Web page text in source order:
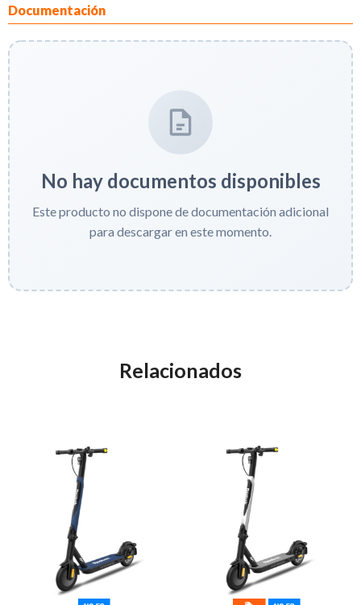
Documentación
No hay documentos disponibles
Este producto no dispone de documentación adicional
para descargar en este momento.
Relacionados